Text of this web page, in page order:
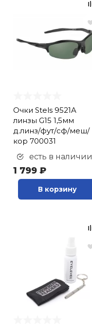
Очки Stels 9521A
линзы G15 1,5мм
д.линз/фут/сф/меш/
кор 700031
есть в наличии
1 799 ₽
В корзину